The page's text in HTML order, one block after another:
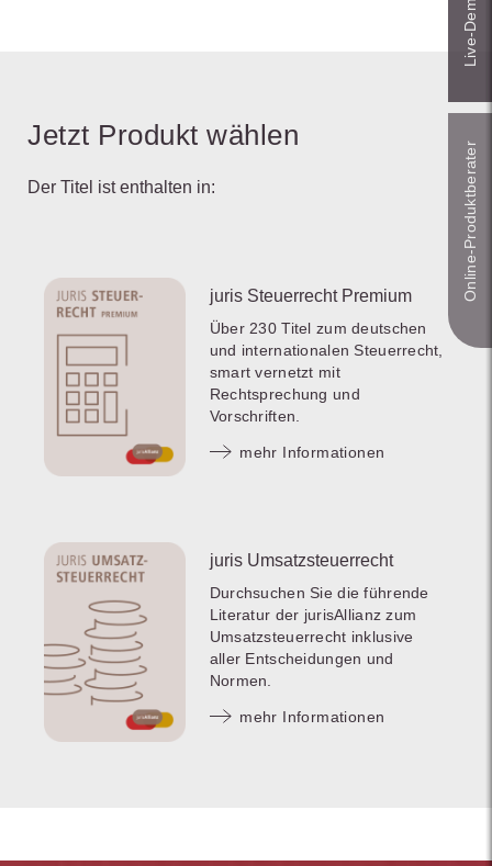
Jetzt Produkt wählen
Der Titel ist enthalten in:
juris Steuerrecht Premium
Über 230 Titel zum deutschen
und internationalen Steuerrecht,
smart vernetzt mit
Rechtsprechung und
Vorschriften.
mehr Informationen
juris Umsatzsteuerrecht
Durchsuchen Sie die führende
Literatur der jurisAllianz zum
Umsatzsteuerrecht inklusive
aller Entscheidungen und
Normen.
mehr Informationen
Online-Produkt­berater